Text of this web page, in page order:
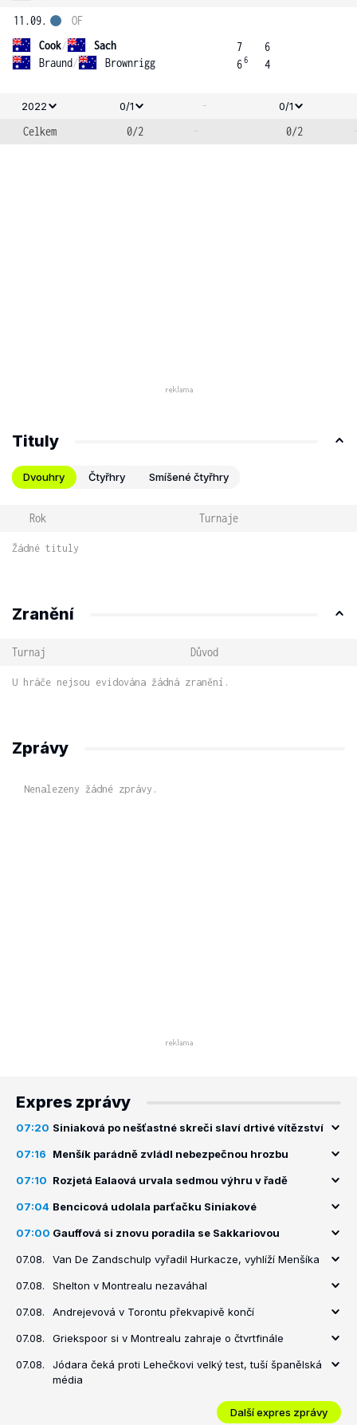
11.09.
Cook/
Sach
Braund/ Brownrigg
OF
7
66
6
4
2022 0/1 - 0/1
Celkem 0/2 - 0/2
Tituly
Dvouhry Čtyřhry Smíšené čtyřhry
Rok Turnaje
Žádné tituly
Zranění
Turnaj Důvod
U hráče nejsou evidována žádná zranění.
Zprávy
Nenalezeny žádné zprávy.
Expres zprávy
07:20 Siniaková po nešťastné skreči slaví drtivé vítězství
07:16 Menšík parádně zvládl nebezpečnou hrozbu
07:10 Rozjetá Ealaová urvala sedmou výhru v řadě
07:04 Bencicová udolala parťačku Siniakové
07:00 Gauffová si znovu poradila se Sakkariovou
07.08. Van De Zandschulp vyřadil Hurkacze, vyhlíží Menšíka
07.08. Shelton v Montrealu nezaváhal
07.08. Andrejevová v Torontu překvapivě končí
07.08. Griekspoor si v Montrealu zahraje o čtvrtfinále
07.08.
Jódara čeká proti Lehečkovi velký test, tuší španělská
média
Další expres zprávy